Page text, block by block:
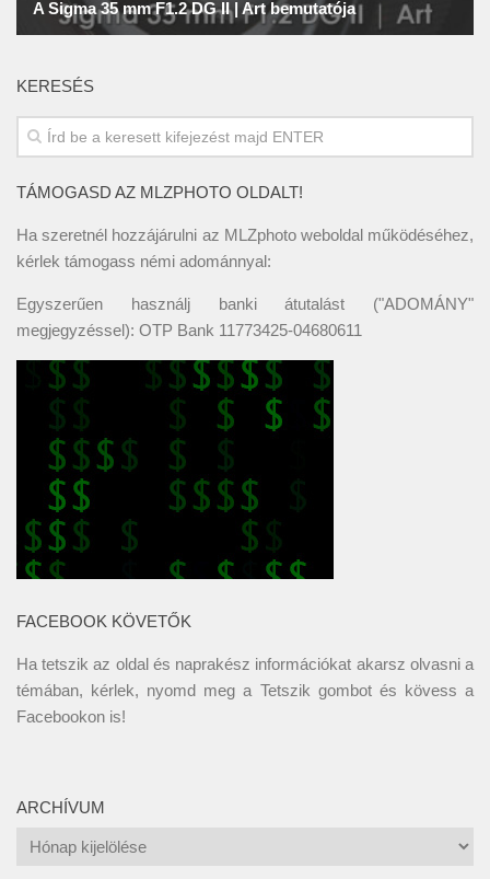
KERESÉS
TÁMOGASD AZ MLZPHOTO OLDALT!
Ha szeretnél hozzájárulni az MLZphoto weboldal működéséhez,
kérlek támogass némi adománnyal:
Egyszerűen használj banki átutalást ("ADOMÁNY"
megjegyzéssel): OTP Bank 11773425-04680611
FACEBOOK KÖVETŐK
Ha tetszik az oldal és naprakész információkat akarsz olvasni a
témában, kérlek, nyomd meg a Tetszik gombot és kövess a
Facebookon is!
ARCHÍVUM
Archívum